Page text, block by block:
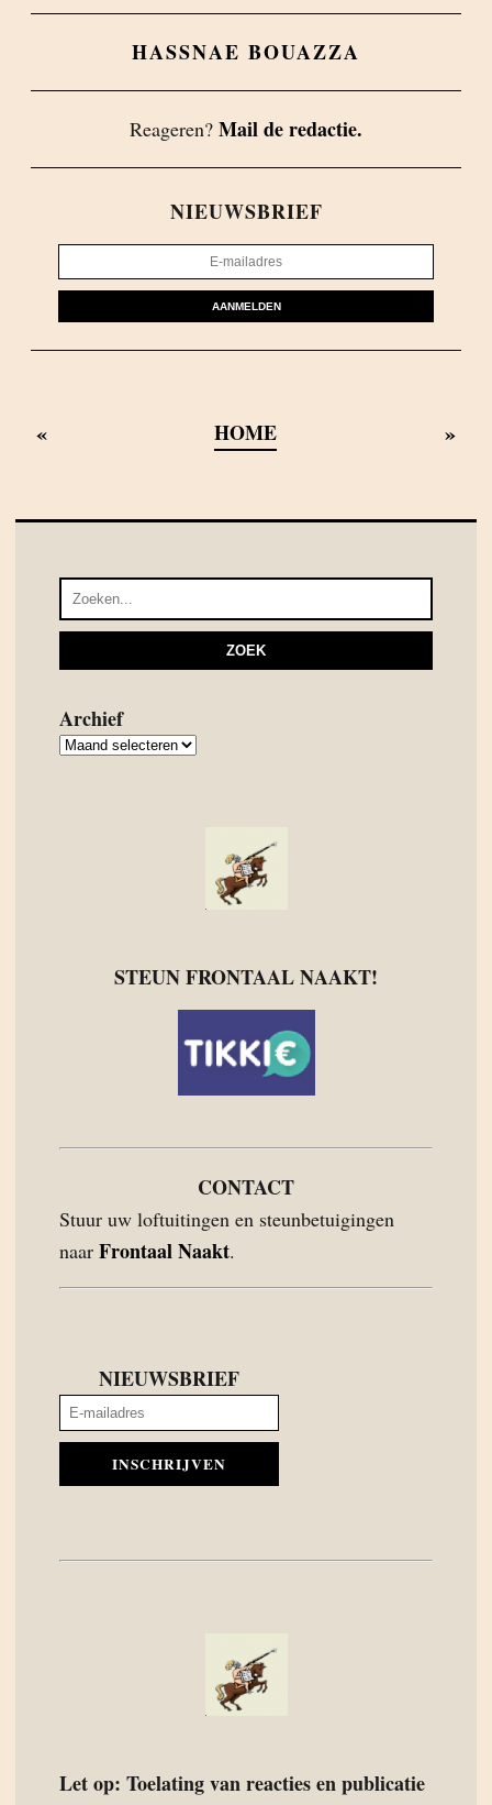
HASSNAE BOUAZZA
Reageren? Mail de redactie.
NIEUWSBRIEF
AANMELDEN
« HOME »
Archief
Archief
STEUN FRONTAAL NAAKT!
CONTACT
Stuur uw loftuitingen en steunbetuigingen
naar Frontaal Naakt.
NIEUWSBRIEF
INSCHRIJVEN
Let op: Toelating van reacties en publicatie